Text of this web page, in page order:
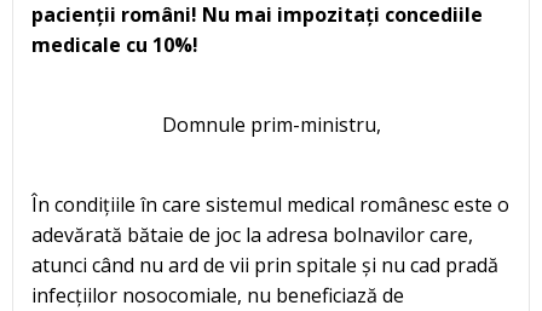
pacienții români! Nu mai impozitați concediile
medicale cu 10%!
Domnule prim-ministru,
În condițiile în care sistemul medical românesc este o
adevărată bătaie de joc la adresa bolnavilor care,
atunci când nu ard de vii prin spitale și nu cad pradă
infecțiilor nosocomiale, nu beneficiază de